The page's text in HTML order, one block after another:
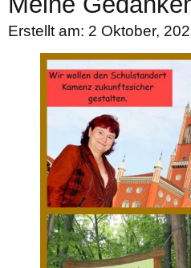
Erstellt am: 2 Oktober,